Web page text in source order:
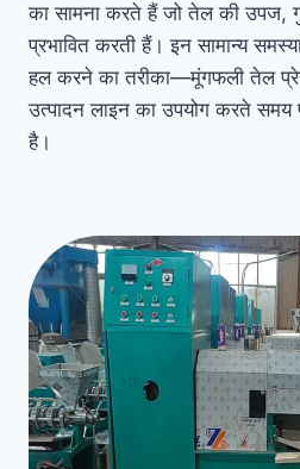
का सामना करते हैं जो तेल की उपज,
प्रभावित करती हैं। इन सामान्य
हल करने का तरीका—मूंगफली तेल
उत्पादन लाइन का उपयोग करते
है।